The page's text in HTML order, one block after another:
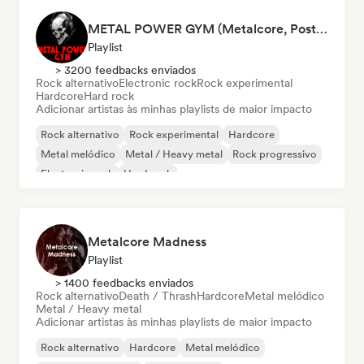
METAL POWER GYM (Metalcore, Post-Hardcore, Alt. Metal)
Playlist
> 3200 feedbacks enviados
Rock alternativoElectronic rockRock experimental
HardcoreHard rock
Adicionar artistas às minhas playlists de maior impacto
Rock alternativo Rock experimental
Hardcore
Metal melódico
Metal / Heavy metal
Rock progressivo
Electronic rock
Hard rock
Metalcore Madness
Playlist
> 1400 feedbacks enviados
Rock alternativoDeath / ThrashHardcoreMetal melódico
Metal / Heavy metal
Adicionar artistas às minhas playlists de maior impacto
Rock alternativo Hardcore
Metal melódico